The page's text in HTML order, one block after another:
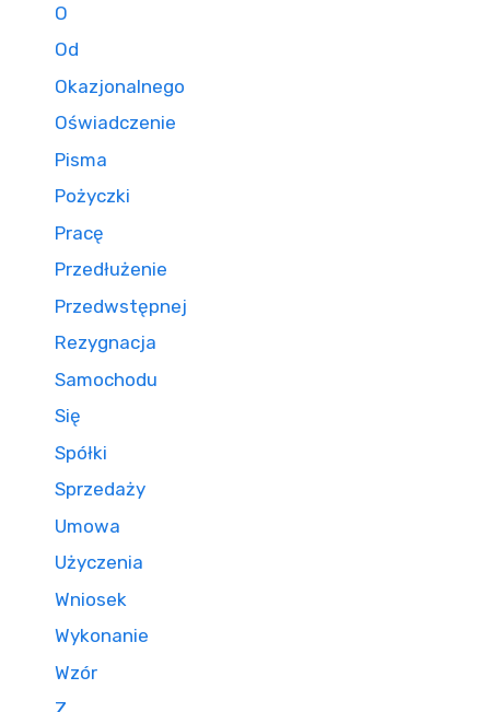
O
Od
Okazjonalnego
Oświadczenie
Pisma
Pożyczki
Pracę
Przedłużenie
Przedwstępnej
Rezygnacja
Samochodu
Się
Spółki
Sprzedaży
Umowa
Użyczenia
Wniosek
Wykonanie
Wzór